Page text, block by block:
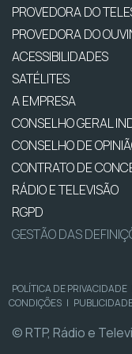
PROVEDORA DO
PROVEDORA DO
ACESSIBILIDADES
SATÉLITES
A EMPRESA
CONSELHO GERAL
CONSELHO DE
CONTRATO DE
RÁDIO E TELEVISÃO
RGPD
GESTÃO DAS
POLÍTICA DE PRIVACIDADE
CONDIÇÕES |
© RTP, Rádio e